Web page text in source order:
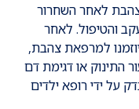
לאחר השחרור
והטיפול. לאחר
למרפאת צהבת,
התינוק או דגימת דם
על ידי רופא ילדים